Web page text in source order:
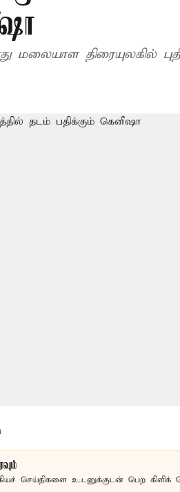
மலையாள திரையுலகில்
செய்திகளை உடனுக்குடன் பெற கிளிக்